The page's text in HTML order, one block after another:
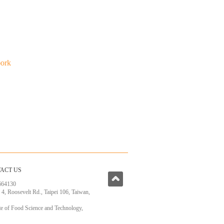
US
4, Roosevelt Rd., Taipei 106, Taiwan,
of Food Science and Technology,